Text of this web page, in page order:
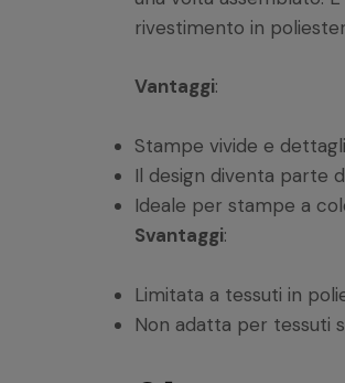
rivestimento in
Vantaggi:
Stampe vivide e
Il design diventa parte
Ideale per stampe a
Svantaggi:
Limitata a tessuti in
Non adatta per tessuti